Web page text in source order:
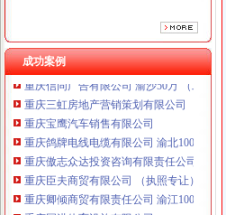
成功案例
重庆海谛升进出口贸易有限公司 渝北100
重庆奕欣锦诚商贸有限公司 渝九50万 （工
重庆信同广告有限公司 渝沙50万 （工商注
重庆三虹房地产营销策划有限公司
重庆宝鹰汽车销售有限公司
重庆鸽牌电线电缆有限公司 渝北10010万 (
重庆傲志众达投资咨询有限责任公司 渝九
重庆臣夫商贸有限公司 （执照专让）
重庆卿倾商贸有限责任公司 渝江100万 （
重庆国洪体育设施有限公司